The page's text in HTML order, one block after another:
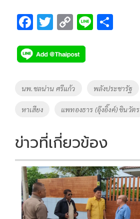
F
e
b
o
o
k
T
tt
er
C
p
y
Li
k
Li
Tags
นพ.ชลน่าน ศรีแก้ว พลังประชารัฐ
หาเสียง แพทองธาร (อุ๊งอิ๊งค์) ชินวัตร
ข่าวที่เกี่ยวข้อง